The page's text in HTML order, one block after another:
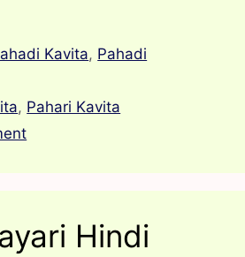
Kavita, Pahadi
, Pahari Kavita
Hindi